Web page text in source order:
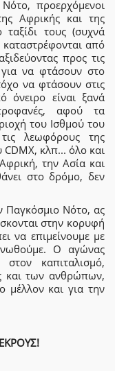
προερχόμενοι
Αφρικής και της
ταξίδι τους (συχνά
από
προς τις
για να φτάσουν στο
να φτάσουν στις
όνειρο είναι ξανά
αφού τα
του Ισθμού του
λεωφόρους της
κλπ... όλο και
την Ασία και
στο δρόμο, δεν
Παγκόσμιο Νότο, ας
στην κορυφή
να επιμείνουμε με
Ο αγώνας
στον καπιταλισμό,
και των ανθρώπων,
μέλλον και για την